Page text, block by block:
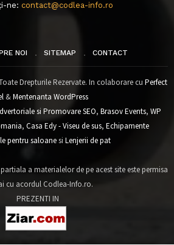
ne: contact@codlea-info.ro
NOI SITEMAP CONTACT
Drepturile Rezervate. In colaborare cu Perfect
&Mentenanta WordPress
si Promovare SEO, Brasov Events, WP
, Casa Edy - Viseu de sus, Echipamente
pentru saloanesi Lenjerii de pat
a materialelor de pe acest site este permisa
cu acordul Codlea-Info.ro.
PREZENTI IN